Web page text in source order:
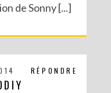
de Sonny [...]
RÉPONDRE